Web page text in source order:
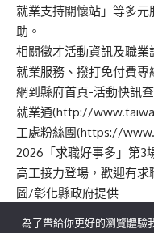
就業支持關懷站」等多
助。
相關徵才活動資訊及職
就業服務、撥打免付費專
網到縣府首頁-活動快訊
就業通(http://
工處粉絲團(https://
2026「求職好事多」第3
高工接力登場，歡迎有求
圖/彰化縣政府提供
為了帶給你更好的瀏覽體驗